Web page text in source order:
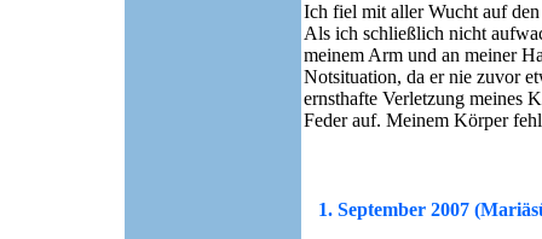
Ich fiel mit aller Wucht auf
Als ich schließlich nicht
meinem Arm und an meiner
Notsituation, da er nie zuvor
ernsthafte Verletzung meines
Feder auf. Meinem Körper
1. September 2007